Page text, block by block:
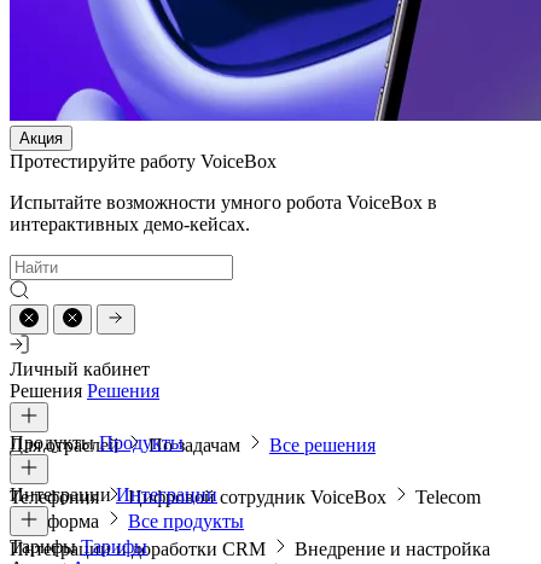
Акция
Протестируйте работу VoiceBox
Испытайте возможности умного робота VoiceBox в
интерактивных демо-кейсах.
Личный кабинет
Решения Решения
Для отраслей По задачам Все решения
ПродуктыПродукты
Телефония Цифровой сотрудник VoiceBox
Telecom
платформа
Все продукты
ИнтеграцииИнтеграции
Интеграции и доработки CRM
Внедрение и настройка
ТарифыТарифы